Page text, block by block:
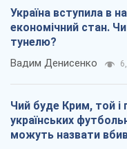
Україна вступила в
економічний стан. Чи
тунелю?
Вадим Денисенко
Чий буде Крим, той
українських
можуть назвати